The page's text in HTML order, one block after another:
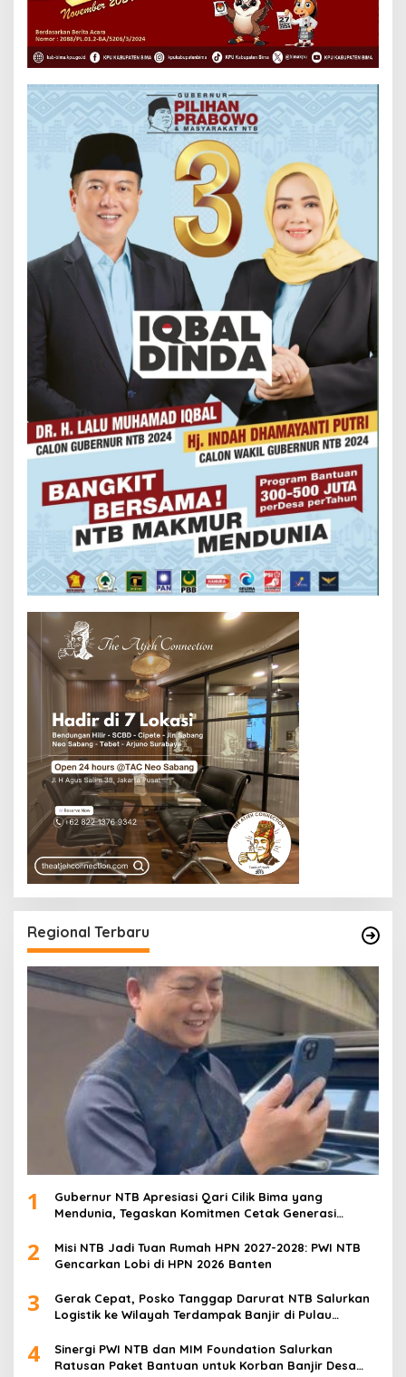
Regional Terbaru
1
Gubernur NTB Apresiasi Qari Cilik Bima yang
Mendunia, Tegaskan Komitmen Cetak Generasi
2
Misi NTB Jadi Tuan Rumah HPN 2027-2028: PWI NTB
Gencarkan Lobi di HPN 2026 Banten
3
Gerak Cepat, Posko Tanggap Darurat NTB Salurkan
Logistik ke Wilayah Terdampak Banjir di Pulau
4
Sinergi PWI NTB dan MIM Foundation Salurkan
Ratusan Paket Bantuan untuk Korban Banjir Desa